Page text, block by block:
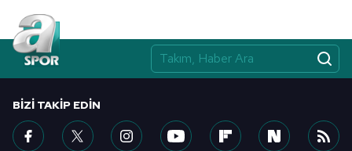
BIZI TAKIP EDIN